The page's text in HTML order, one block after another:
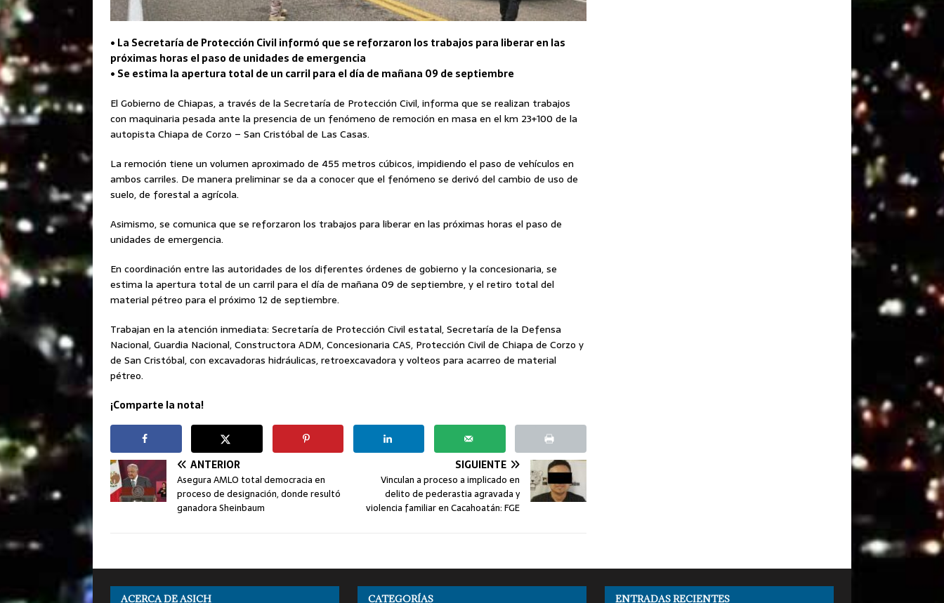
• La Secretaría de Protección Civil informó que se reforzaron los trabajos para liberar en las
próximas horas el paso de unidades de emergencia
• Se estima la apertura total de un carril para el día de mañana 09 de septiembre
El Gobierno de Chiapas, a través de la Secretaría de Protección Civil, informa que se realizan trabajos
con maquinaria pesada ante la presencia de un fenómeno de remoción en masa en el km 23+100 de la
autopista Chiapa de Corzo – San Cristóbal de Las Casas.
La remoción tiene un volumen aproximado de 455 metros cúbicos, impidiendo el paso de vehículos en
ambos carriles. De manera preliminar se da a conocer que el fenómeno se derivó del cambio de uso de
suelo, de forestal a agrícola.
Asimismo, se comunica que se reforzaron los trabajos para liberar en las próximas horas el paso de
unidades de emergencia.
En coordinación entre las autoridades de los diferentes órdenes de gobierno y la concesionaria, se
estima la apertura total de un carril para el día de mañana 09 de septiembre, y el retiro total del
material pétreo para el próximo 12 de septiembre.
Trabajan en la atención inmediata: Secretaría de Protección Civil estatal, Secretaría de la Defensa
Nacional, Guardia Nacional, Constructora ADM, Concesionaria CAS, Protección Civil de Chiapa de Corzo y
de San Cristóbal, con excavadoras hidráulicas, retroexcavadora y volteos para acarreo de material
pétreo.
¡Comparte la nota!
ANTERIOR
Asegura AMLO total democracia en
proceso de designación, donde resultó
ganadora Sheinbaum
SIGUIENTE
Vinculan a proceso a implicado en
delito de pederastia agravada y
violencia familiar en Cacahoatán: FGE
ACERCA DE ASICH CATEGORÍAS ENTRADAS RECIENTES